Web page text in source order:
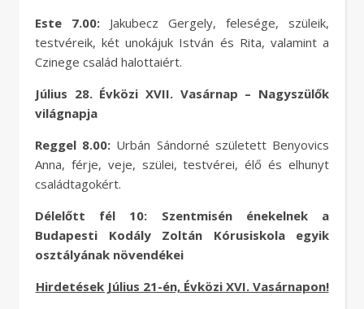
Este 7.00: Jakubecz Gergely, felesége, szüleik,
testvéreik, két unokájuk István és Rita, valamint a
Czinege család halottaiért.
Július 28. Évközi XVII. Vasárnap – Nagyszülők
világnapja
Reggel 8.00: Urbán Sándorné született Benyovics
Anna, férje, veje, szülei, testvérei, élő és elhunyt
családtagokért.
Délelőtt fél 10:
Szentmisén énekelnek a
Budapesti Kodály Zoltán Kórusiskola egyik
osztályának növendékei
Hirdetések Július 21-én, Évközi XVI. Vasárnapon!